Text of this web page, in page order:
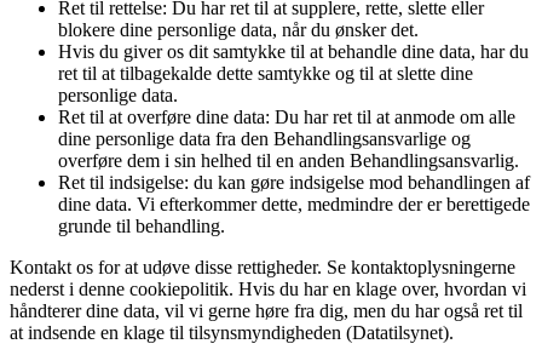
Ret til rettelse: Du har ret til at supplere, rette, slette eller
blokere dine personlige data, når du ønsker det.
Hvis du giver os dit samtykke til at behandle dine data, har du
ret til at tilbagekalde dette samtykke og til at slette dine
personlige data.
Ret til at overføre dine data: Du har ret til at anmode om alle
dine personlige data fra den Behandlingsansvarlige og
overføre dem i sin helhed til en anden Behandlingsansvarlig.
Ret til indsigelse: du kan gøre indsigelse mod behandlingen af
​​dine data. Vi efterkommer dette, medmindre der er berettigede
grunde til behandling.
Kontakt os for at udøve disse rettigheder. Se kontaktoplysningerne
nederst i denne cookiepolitik. Hvis du har en klage over, hvordan vi
håndterer dine data, vil vi gerne høre fra dig, men du har også ret til
at indsende en klage til tilsynsmyndigheden (Datatilsynet).